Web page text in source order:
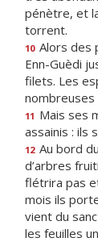
pénètre, et
torrent.
10 Alors des
Enn-Guèdi
filets. Les
nombreuses
11 Mais ses
assainis : ils
12 Au bord
d’arbres
flétrira pas
mois ils
vient du
les feuilles